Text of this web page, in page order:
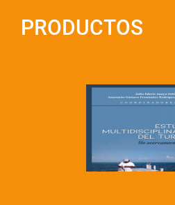
PRODUCTOS